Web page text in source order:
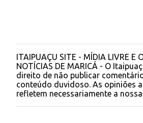
P
o
s
t
a
r
ITAIPUAÇU SITE - MÍDIA LIVRE E
NOTÍCIAS DE MARICÁ - O
direito de não publicar
conteúdo duvidoso. As opiniões
refletem necessariamente a